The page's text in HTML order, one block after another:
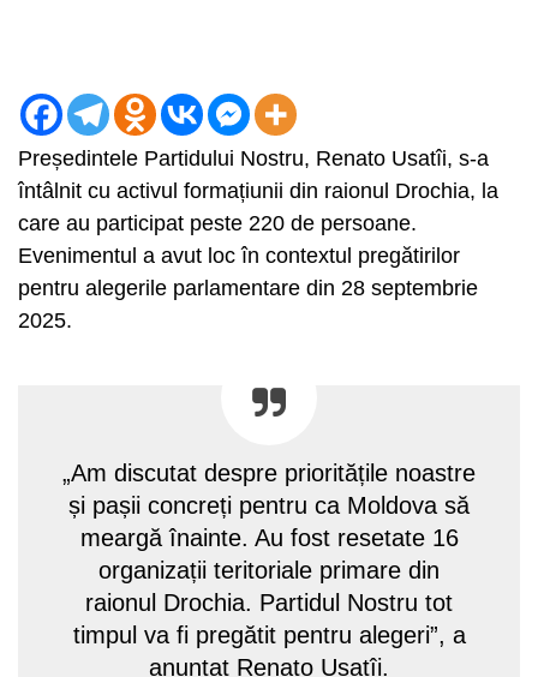
Președintele Partidului Nostru, Renato Usatîi, s-a
întâlnit cu activul formațiunii din raionul Drochia, la
care au participat peste 220 de persoane.
Evenimentul a avut loc în contextul pregătirilor
pentru alegerile parlamentare din 28 septembrie
2025.
„Am discutat despre prioritățile noastre
și pașii concreți pentru ca Moldova să
meargă înainte. Au fost resetate 16
organizații teritoriale primare din
raionul Drochia. Partidul Nostru tot
timpul va fi pregătit pentru alegeri”, a
anunțat Renato Usatîi.